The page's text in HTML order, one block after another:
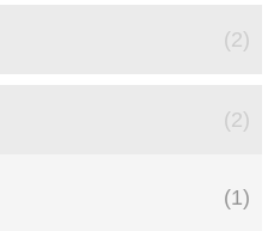
(2)
(2)
(1)